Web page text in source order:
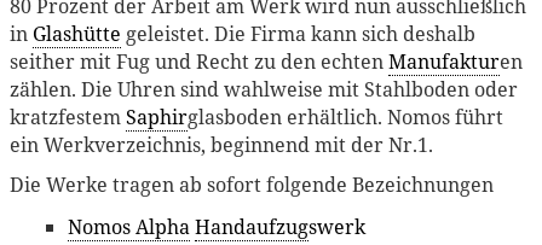
80 Prozent der Arbeit am Werk wird nun ausschließlich
in Glashütte geleistet. Die Firma kann sich deshalb
seither mit Fug und Recht zu den echtenManufakturen
zählen. Die Uhren sind wahlweise mit Stahlboden oder
kratzfestemSaphirglasboden erhältlich. Nomos führt
ein Werkverzeichnis, beginnend mit der Nr.1.
Die Werke tragen ab sofort folgende Bezeichnungen
Nomos AlphaHandaufzugswerk